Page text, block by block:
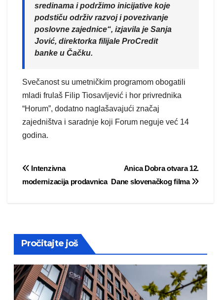
sredinama i podržimo inicijative koje
podstiču održiv razvoj i povezivanje
poslovne zajednice“, izjavila je Sanja
Jović, direktorka filijale ProCredit
banke u Čačku.
Svečanost su umetničkim programom obogatili
mladi frulaš Filip Tiosavljević i hor privrednika
“Horum”, dodatno naglašavajući značaj
zajedništva i saradnje koji Forum neguje već 14
godina.
Post
navigation
Anica Dobra otvara 12.
Dane slovenačkog filma
Intenzivna
modernizacija prodavnica
Pročitajte još